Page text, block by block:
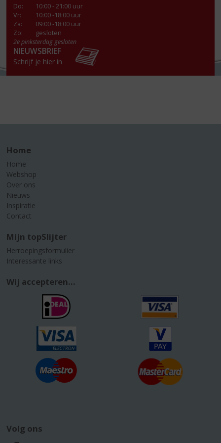
Do:
10:00 - 21:00 uur
Vr:
10:00 -18:00 uur
Za:
09:00 -18:00 uur
Zo:
gesloten
2e pinksterdag gesloten
NIEUWSBRIEF
Schrijf je hier in
Home
Home
Webshop
Over ons
Nieuws
Inspiratie
Contact
Mijn topSlijter
Herroepingsformulier
Interessante links
Wij accepteren...
Volg ons